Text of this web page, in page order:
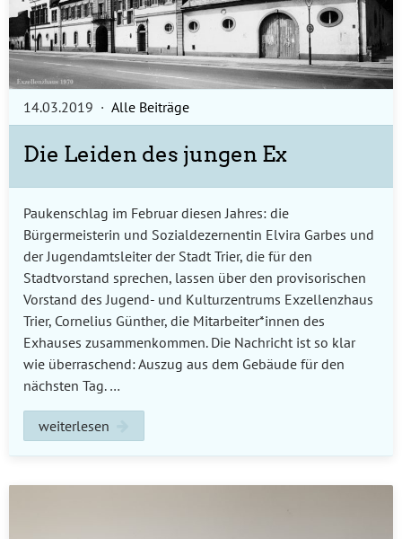
14.03.2019 · Alle Beiträge
Die Leiden des jungen Ex
Paukenschlag im Februar diesen Jahres: die
Bürgermeisterin und Sozialdezernentin Elvira Garbes und
der Jugendamtsleiter der Stadt Trier, die für den
Stadtvorstand sprechen, lassen über den provisorischen
Vorstand des Jugend- und Kulturzentrums Exzellenzhaus
Trier, Cornelius Günther, die Mitarbeiter*innen des
Exhauses zusammenkommen. Die Nachricht ist so klar
wie überraschend: Auszug aus dem Gebäude für den
nächsten Tag. …
weiterlesen